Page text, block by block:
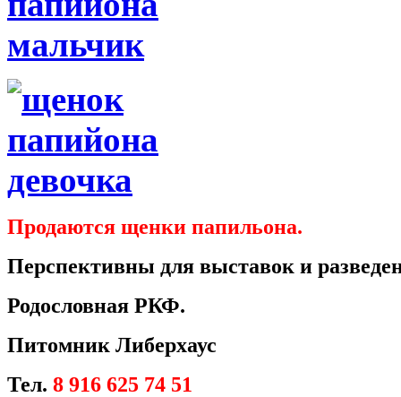
Продаются щенки папильона.
Перспективны для выставок и
Родословная РКФ.
Питомник Либерхаус
Тел. 8 916 625 74 51